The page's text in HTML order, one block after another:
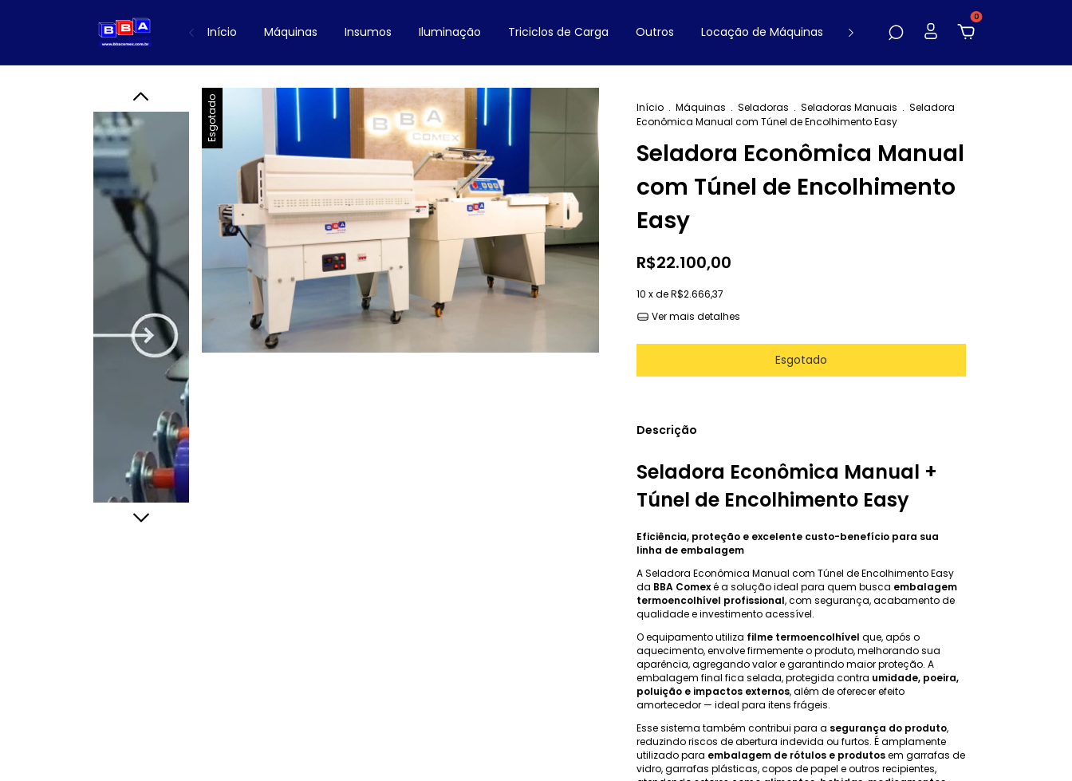
Início Máquinas Insumos Iluminação Triciclos de Carga Outros Locação de Máquinas Contato Blog
0
Esgotado Início . Máquinas . Seladoras . Seladoras Manuais . Seladora
Econômica Manual com Túnel de Encolhimento Easy
Seladora Econômica Manual
com Túnel de Encolhimento
Easy
R$22.100,00
10 x deR$2.666,37
Ver mais detalhes
Descrição
Seladora Econômica Manual +
Túnel de Encolhimento Easy
Eficiência, proteção e excelente custo-benefício para sua
linha de embalagem
A Seladora Econômica Manual com Túnel de Encolhimento Easy
da BBA Comexé a solução ideal para quem busca embalagem
termoencolhível profissional, com segurança, acabamento de
qualidade e investimento acessível.
O equipamento utiliza filme termoencolhível que, após o
aquecimento, envolve firmemente o produto, melhorando sua
aparência, agregando valor e garantindo maior proteção. A
embalagem final fica selada, protegida contra umidade, poeira,
poluição e impactos externos, além de oferecer efeito
amortecedor — ideal para itens frágeis.
Esse sistema também contribui para a segurança do produto,
reduzindo riscos de abertura indevida ou furtos. É amplamente
utilizado para embalagem de rótulos e produtosem garrafas de
vidro, garrafas plásticas, copos de papel e outros recipientes,